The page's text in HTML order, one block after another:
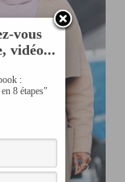
vous
vidéo...
:
8 étapes"